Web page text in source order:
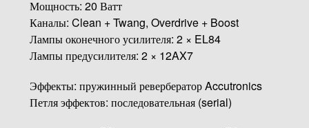
Мощность: 20 Ватт
Каналы: Clean + Twang, Overdrive + Boost
Лампы оконечного усилителя: 2 × EL84
Лампы предусилителя: 2 × 12AX7
Эффекты: пружинный ревербератор Accutronics
Петля эффектов: последовательная (serial)